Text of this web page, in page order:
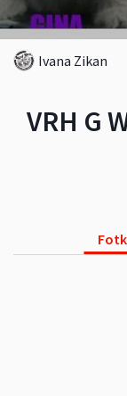
VRH G
Ivana Zikan